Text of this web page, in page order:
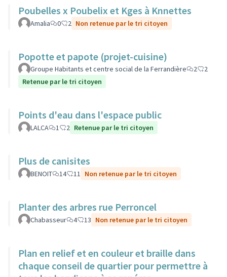
Poubelles x Poubelix et Kges à Knnettes
Amalia 0 2 Non retenue par le tri citoyen
Popotte et papote (projet-cuisine)
Groupe Habitants et centre social de la Ferrandière 2
2
Retenue par le tri citoyen
Points d'eau dans l'espace public
LALCA 1 2 Retenue par le tri citoyen
Plus de canisites
BENOIT 14 11 Non retenue par le tri citoyen
Planter des arbres rue Perroncel
Chabasseur 4 13 Non retenue par le tri citoyen
Plan en relief et en couleur et braille dans
chaque conseil de quartier pour permettre à